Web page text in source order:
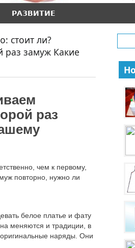
РАЗВИТИЕ
стоит ли?
раз замуж Какие
раз
чем к первому,
повторно, нужно ли
белое платье и фату
меняются и традиции, в
наряды. Они